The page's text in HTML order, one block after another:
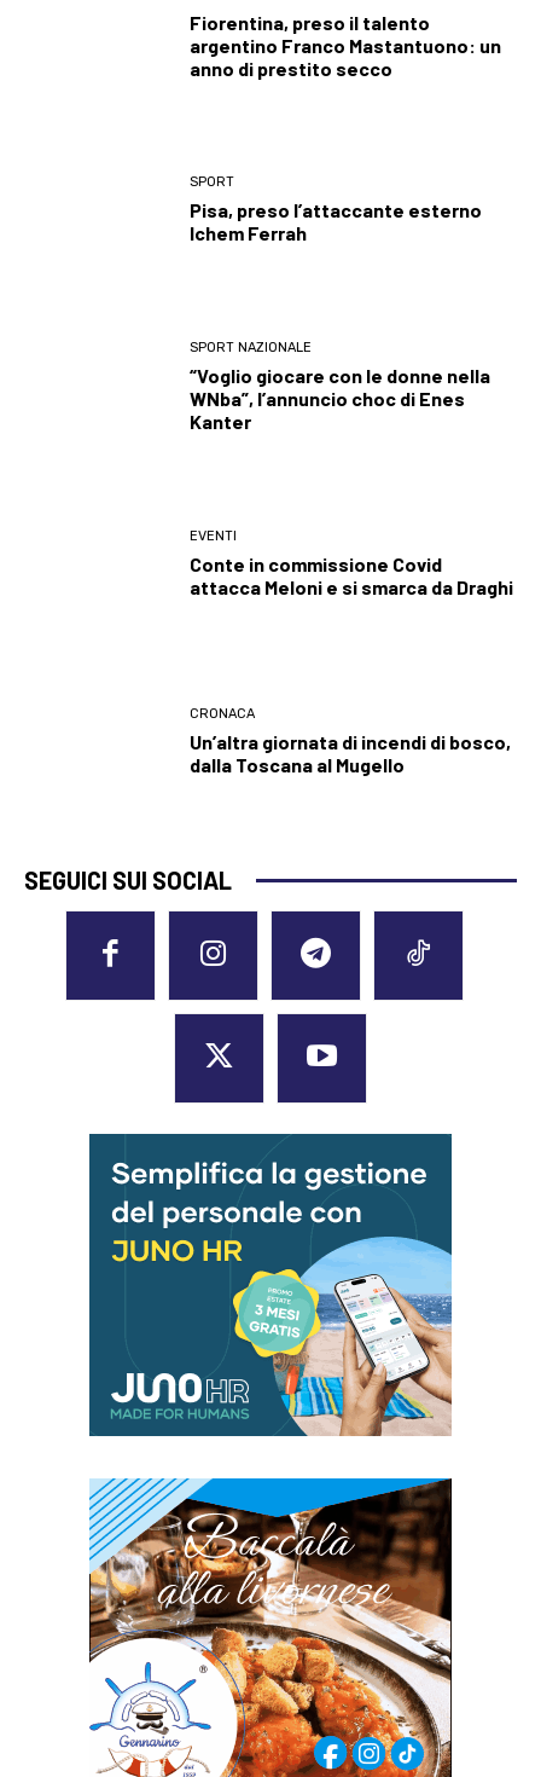
Fiorentina, preso il talento
argentino Franco Mastantuono: un
anno di prestito secco
SPORT
Pisa, preso l’attaccante esterno
Ichem Ferrah
SPORT NAZIONALE
“Voglio giocare con le donne nella
WNba”, l’annuncio choc di Enes
Kanter
EVENTI
Conte in commissione Covid
attacca Meloni e si smarca da Draghi
CRONACA
Un’altra giornata di incendi di bosco,
dalla Toscana al Mugello
SEGUICI SUI SOCIAL